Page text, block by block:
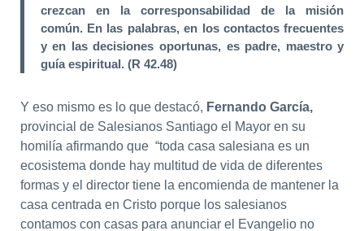
crezcan en la corresponsabilidad de la misión
común. En las palabras, en los contactos frecuentes
y en las decisiones oportunas, es padre, maestro y
guía espiritual. (R 42.48)
Y eso mismo es lo que destacó, Fernando García,
provincial de Salesianos Santiago el Mayor en su
homilía afirmando que “toda casa salesiana es un
ecosistema donde hay multitud de vida de diferentes
formas y el director tiene la encomienda de mantener la
casa centrada en Cristo porque los salesianos
contamos con casas para anunciar el Evangelio no